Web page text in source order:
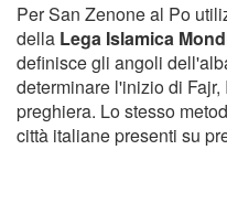
Per San Zenone al Po
della Lega Islamica
definisce gli angoli
determinare l'inizio di
preghiera. Lo stesso
città italiane presenti su